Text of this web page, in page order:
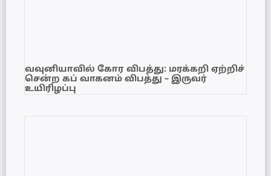
வவுனியாவில் கோர விபத்து: மரக்கறி ஏற்றிச்
சென்ற கப் வாகனம் விபத்து – இருவர்
உயிரிழப்பு